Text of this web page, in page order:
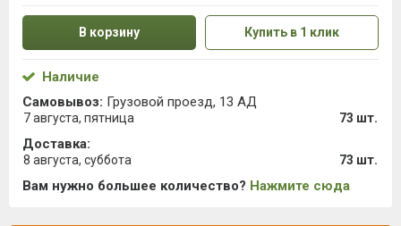
В корзину Купить в 1 клик
Наличие
Самовывоз: Грузовой проезд, 13 АД
7 августа, пятница 73 шт.
Доставка:
8 августа, суббота 73 шт.
Вам нужно большее количество? Нажмите сюда